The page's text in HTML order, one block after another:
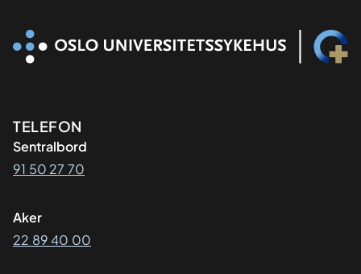
Kontaktinformasjon
TELEFON
Sentralbord
91 50 27 70
Aker
22 89 40 00